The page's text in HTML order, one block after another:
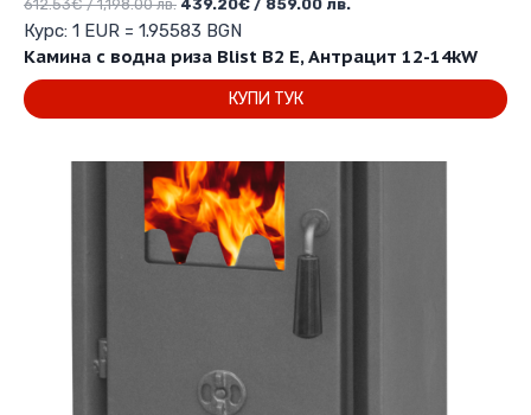
Камина с водна риза Blist B2 E, Антрацит 12-14kW
612.53€/ 1,198.00 лв.
price
was:
1,198.00 лв..
439.20€ / 859.00 лв.
е:
859.00 лв..
Курс: 1 EUR = 1.95583 BGN
КУПИ ТУК